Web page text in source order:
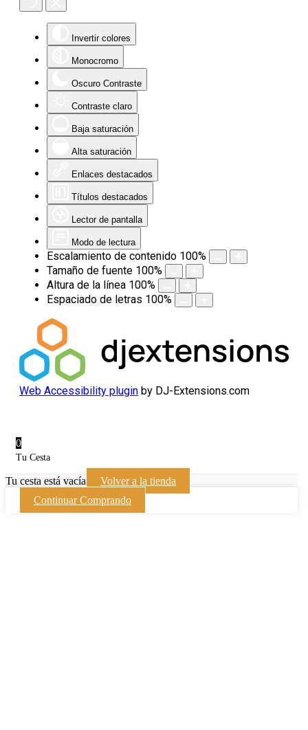
Invertir colores
Monocromo
Oscuro Contraste
Contraste claro
Baja saturación
Alta saturación
Enlaces destacados
Títulos destacados
Lector de pantalla
Modo de lectura
Escalamiento de contenido 100%
Tamaño de fuente 100%
Altura de la línea 100%
Espaciado de letras 100%
Web Accessibility plugin by DJ-Extensions.com
0
Tu Cesta
Tu cesta está vacía
Volver a la tienda
Continuar Comprando